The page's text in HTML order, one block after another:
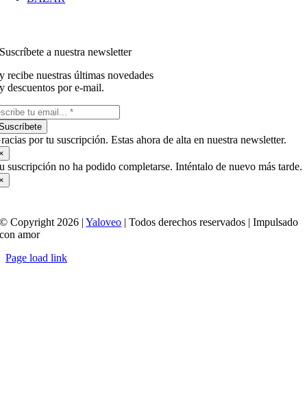
Suscríbete a nuestra newsletter
y recibe nuestras últimas novedades
y descuentos por e-mail.
por tu suscripción. Estas ahora de alta en nuestra newsletter.
suscripción no ha podido completarse. Inténtalo de nuevo más tarde.
© Copyright 2026 |Yaloveo | Todos derechos reservados | Impulsado
con amor
Page load link